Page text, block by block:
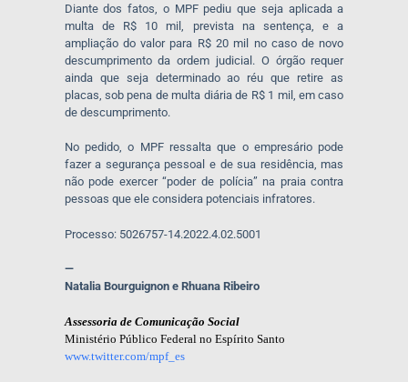
Diante dos fatos, o MPF pediu que seja aplicada a
multa de R$ 10 mil, prevista na sentença, e a
ampliação do valor para R$ 20 mil no caso de novo
descumprimento da ordem judicial. O órgão requer
ainda que seja determinado ao réu que retire as
placas, sob pena de multa diária de R$ 1 mil, em caso
de descumprimento.
No pedido, o MPF ressalta que o empresário pode
fazer a segurança pessoal e de sua residência, mas
não pode exercer “poder de polícia” na praia contra
pessoas que ele considera potenciais infratores.
Processo: 5026757-14.2022.4.02.5001
—
Natalia Bourguignon e Rhuana Ribeiro
Assessoria de Comunicação Social
Ministério Público Federal no Espírito Santo
www.twitter.com/mpf_es